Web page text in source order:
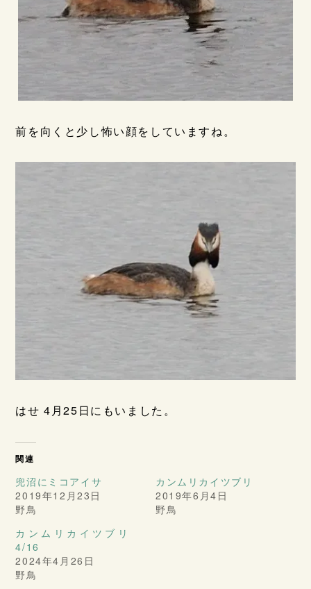
前を向くと少し怖い顔をしていますね。
はせ 4月25日にもいました。
関連
兜沼にミコアイサ
2019年12月23日
野鳥
カンムリカイツブリ
2019年6月4日
野鳥
カンムリカイツブリ
4/16
2024年4月26日
野鳥